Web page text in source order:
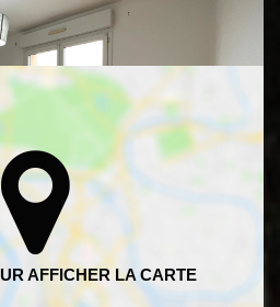
Bureau de poste